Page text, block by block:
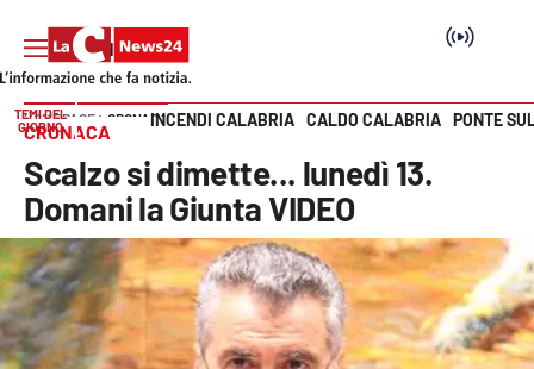
Cronaca
Politica
Vai
TEMI DEL
GIORNO
INCENDI CALABRIA CALDO CALABRIA PONTE
HOME PAGE CRONACA
CRONACA
Scalzo si dimette... lunedì 13.
Domani la Giunta VIDEO